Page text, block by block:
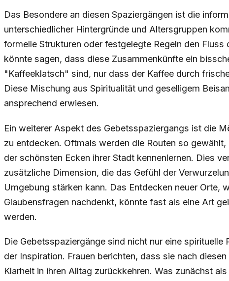
Das Besondere an diesen Spaziergängen ist die
unterschiedlicher Hintergründe und Altersgruppen
formelle Strukturen oder festgelegte Regeln den Fluss
könnte sagen, dass diese Zusammenkünfte ein
"Kaffeeklatsch" sind, nur dass der Kaffee durch
Diese Mischung aus Spiritualität und geselligem
ansprechend erwiesen.
Ein weiterer Aspekt des Gebetsspaziergangs ist die
zu entdecken. Oftmals werden die Routen so
der schönsten Ecken ihrer Stadt kennenlernen. Dies
zusätzliche Dimension, die das Gefühl der
Umgebung stärken kann. Das Entdecken neuer Orte,
Glaubensfragen nachdenkt, könnte fast als eine Art
werden.
Die Gebetsspaziergänge sind nicht nur eine spirituelle
der Inspiration. Frauen berichten, dass sie nach
Klarheit in ihren Alltag zurückkehren. Was zunächst